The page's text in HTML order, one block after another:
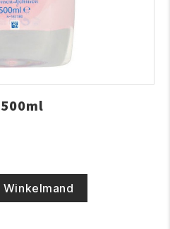
Winkelmand